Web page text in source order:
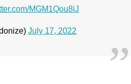
MGM1Qou8iJ
July 17, 2022